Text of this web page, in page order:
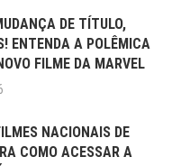
DE TÍTULO,
ENTENDA A POLÊMICA
FILME DA MARVEL
NACIONAIS DE
COMO ACESSAR A